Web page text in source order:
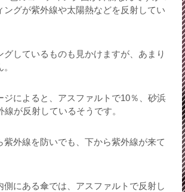
ングが紫外線や太陽熱などを反射してい
グしているものも見かけますが、あまり
ジによると、アスファルトで10％、砂浜
線が反射しているそうです。
紫外線を防いでも、下から紫外線が来て
側にある傘では、アスファルトで反射し